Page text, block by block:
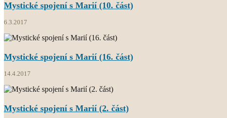
Mystické spojení s Marií (10. část)
6.3.2017
Mystické spojení s Marií (16. část)
14.4.2017
Mystické spojení s Marií (2. část)